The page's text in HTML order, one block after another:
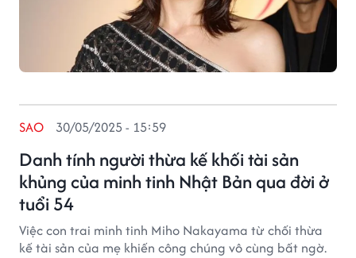
Danh tính người thừa kế khối tài sản
khủng của minh tinh Nhật Bản qua đời ở
tuổi 54
SAO 30/05/2025 - 15:59
Việc con trai minh tinh Miho Nakayama từ chối thừa
kế tài sản của mẹ khiến công chúng vô cùng bất ngờ.